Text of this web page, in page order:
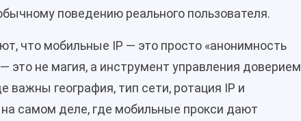
поведению реального пользователя.
что мобильные IP — это просто «анонимность
это не магия, а инструмент управления доверием
география, тип сети, ротация IP и
самом деле, где мобильные прокси дают